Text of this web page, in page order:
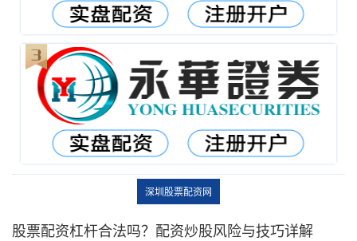
深圳股票配资网
股票配资杠杆合法吗？配资炒股风险与技巧详解